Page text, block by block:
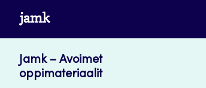
Siirry
sisältöön
www.jamk.fi
Jamk – Avoimet
oppimateriaalit